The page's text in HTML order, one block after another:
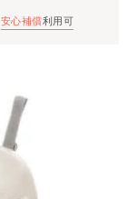
安心補償利用可